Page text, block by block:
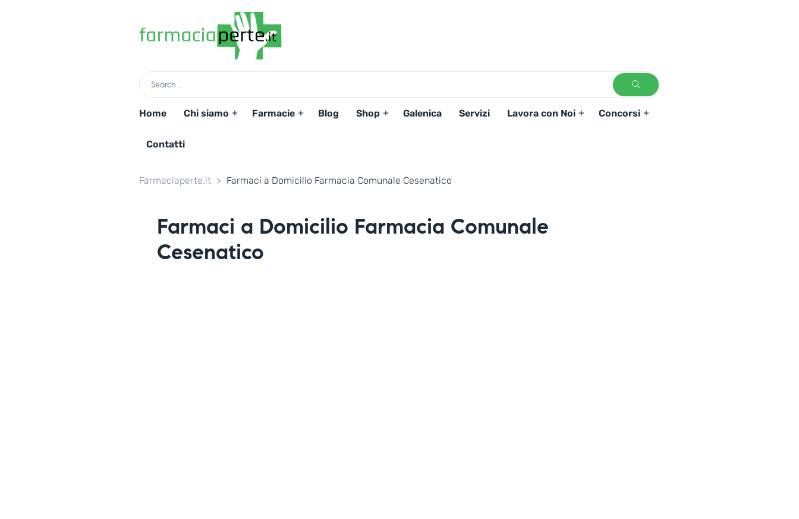
Persona
dei
Servizi
Home Chi siamo Farmacie Blog Shop Galenica Servizi Lavora con Noi Concorsi
Contatti
Farmaciaperte.it > Farmaci a Domicilio Farmacia Comunale Cesenatico
Farmaci a Domicilio Farmacia Comunale
Cesenatico